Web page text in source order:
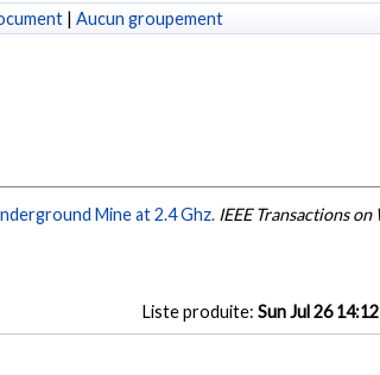
| Aucun groupement
Mine at 2.4 Ghz. IEEE Transactions
Liste produite: Sun Jul 26